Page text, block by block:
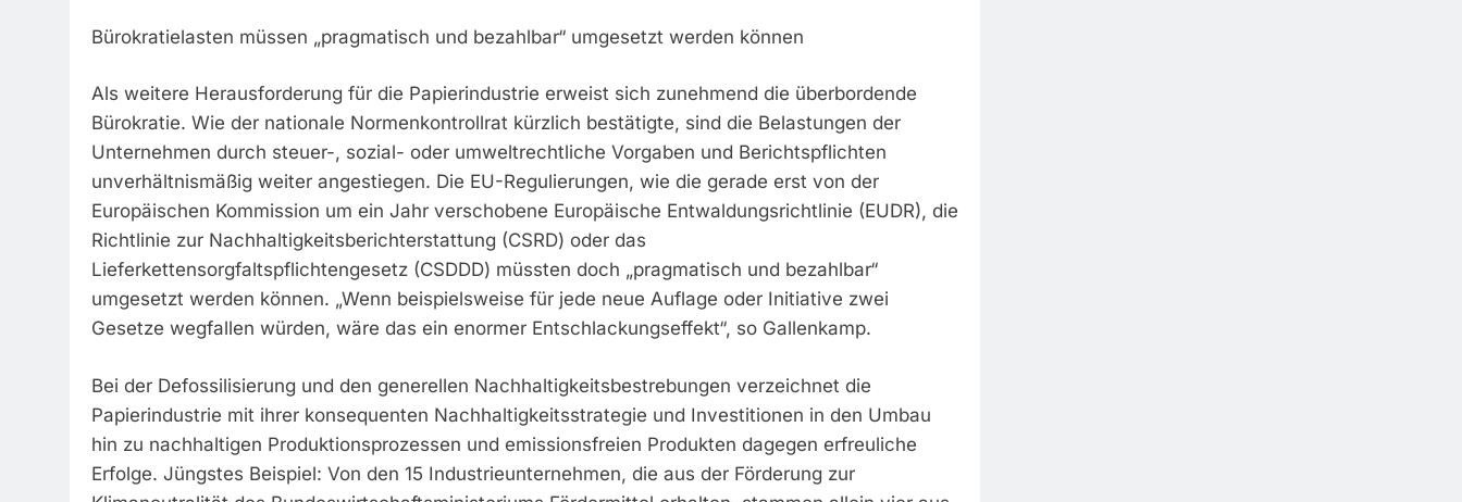
Bürokratielasten müssen „pragmatisch und bezahlbar“ umgesetzt werden können
Als weitere Herausforderung für die Papierindustrie erweist sich zunehmend die überbordende
Bürokratie. Wie der nationale Normenkontrollrat kürzlich bestätigte, sind die Belastungen der
Unternehmen durch steuer-, sozial- oder umweltrechtliche Vorgaben und Berichtspflichten
unverhältnismäßig weiter angestiegen. Die EU-Regulierungen, wie die gerade erst von der
Europäischen Kommission um ein Jahr verschobene Europäische Entwaldungsrichtlinie (EUDR), die
Richtlinie zur Nachhaltigkeitsberichterstattung (CSRD) oder das
Lieferkettensorgfaltspflichtengesetz (CSDDD) müssten doch „pragmatisch und bezahlbar“
umgesetzt werden können. „Wenn beispielsweise für jede neue Auflage oder Initiative zwei
Gesetze wegfallen würden, wäre das ein enormer Entschlackungseffekt“, so Gallenkamp.
Bei der Defossilisierung und den generellen Nachhaltigkeitsbestrebungen verzeichnet die
Papierindustrie mit ihrer konsequenten Nachhaltigkeitsstrategie und Investitionen in den Umbau
hin zu nachhaltigen Produktionsprozessen und emissionsfreien Produkten dagegen erfreuliche
Erfolge. Jüngstes Beispiel: Von den 15 Industrieunternehmen, die aus der Förderung zur